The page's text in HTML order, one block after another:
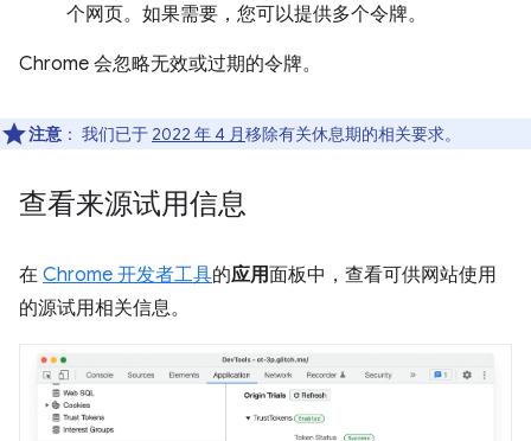
个网页。如果需要，您可以提供多个令牌。
Chrome 会忽略无效或过期的令牌。
注意 ： 我们已于 2022 年 4 月移除有关休息期的相关要求。
查看来源试用信息
在 Chrome 开发者工具的应用面板中，查看可供网站使用
的源试用相关信息。